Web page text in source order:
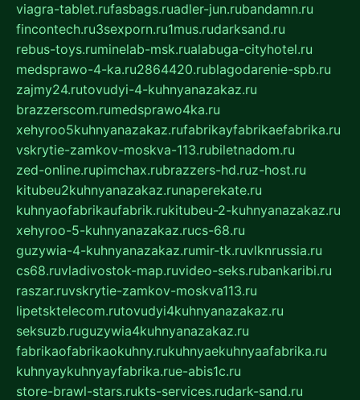
viagra-tablet.rufasbags.ruadler-jun.rubandamn.ru
fincontech.ru3sexporn.ru1mus.rudarksand.ru
rebus-toys.ruminelab-msk.rualabuga-cityhotel.ru
medsprawo-4-ka.ru2864420.rublagodarenie-spb.ru
zajmy24.rutovudyi-4-kuhnyanazakaz.ru
brazzerscom.rumedsprawo4ka.ru
xehyroo5kuhnyanazakaz.rufabrikayfabrikaefabrika.ru
vskrytie-zamkov-moskva-113.rubiletnadom.ru
zed-online.rupimchax.rubrazzers-hd.ruz-host.ru
kitubeu2kuhnyanazakaz.runaperekate.ru
kuhnyaofabrikaufabrik.rukitubeu-2-kuhnyanazakaz.ru
xehyroo-5-kuhnyanazakaz.rucs-68.ru
guzywia-4-kuhnyanazakaz.rumir-tk.ruvlknrussia.ru
cs68.ruvladivostok-map.ruvideo-seks.rubankaribi.ru
raszar.ruvskrytie-zamkov-moskva113.ru
lipetsktelecom.rutovudyi4kuhnyanazakaz.ru
seksuzb.ruguzywia4kuhnyanazakaz.ru
fabrikaofabrikaokuhny.rukuhnyaekuhnyaafabrika.ru
kuhnyaykuhnyayfabrika.rue-abis1c.ru
store-brawl-stars.rukts-services.rudark-sand.ru